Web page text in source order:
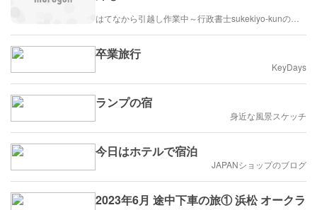
卒業旅行
KeyDays
ランプの宿
身近な風景スケッチ
今日はホテルで宿泊
JAPANショップのブログ
2023年6月 途中下車の旅① 浜松 オークラ